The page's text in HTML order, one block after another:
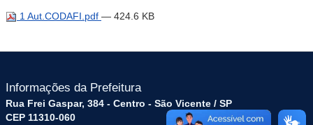
1 Aut.CODAFI.pdf — 424.6 KB
Informações da Prefeitura
Rua Frei Gaspar, 384 - Centro - São Vicente / SP
CEP 11310-060